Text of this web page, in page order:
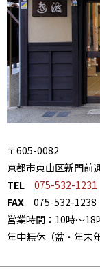
〒605-0082
京都市東山区新門前
TEL
075-532-1231
FAX075-532-1238
営業時間：10時～
年中無休（盆・年末